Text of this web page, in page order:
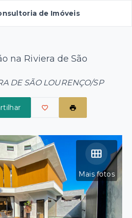
de Imóveis
na Riviera de São
DE SÃO LOURENÇO/SP
Mais fotos